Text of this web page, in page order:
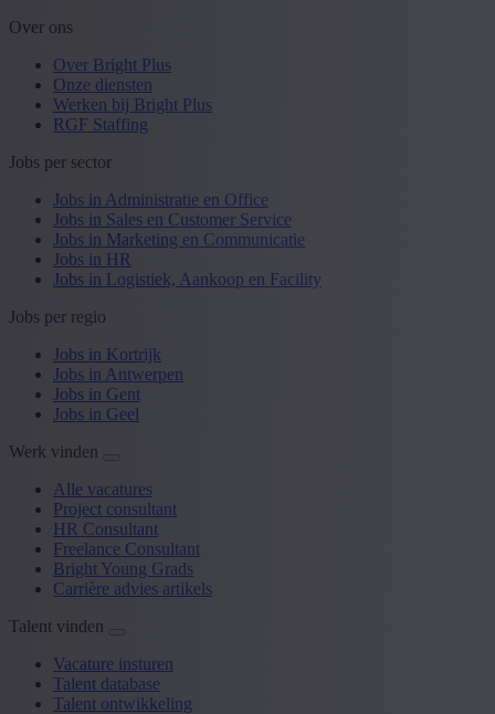
Over ons
Over Bright Plus
Onze diensten
Werken bij Bright Plus
RGF Staffing
Jobs per sector
Jobs in Administratie en Office
Jobs in Sales en Customer Service
Jobs in Marketing en Communicatie
Jobs in HR
Jobs in Logistiek, Aankoop en Facility
Jobs per regio
Jobs in Kortrijk
Jobs in Antwerpen
Jobs in Gent
Jobs in Geel
Werk vinden
Alle vacatures
Project consultant
HR Consultant
Freelance Consultant
Bright Young Grads
Carrière advies artikels
Talent vinden
Vacature insturen
Talent database
Talent ontwikkeling